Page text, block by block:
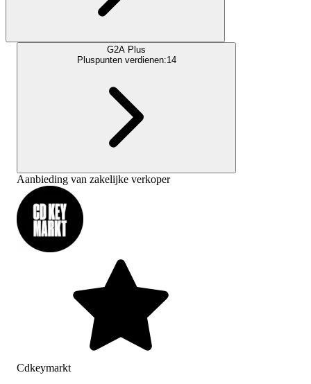
G2A Plus
Pluspunten verdienen:14
Aanbieding van zakelijke verkoper
Cdkeymarkt